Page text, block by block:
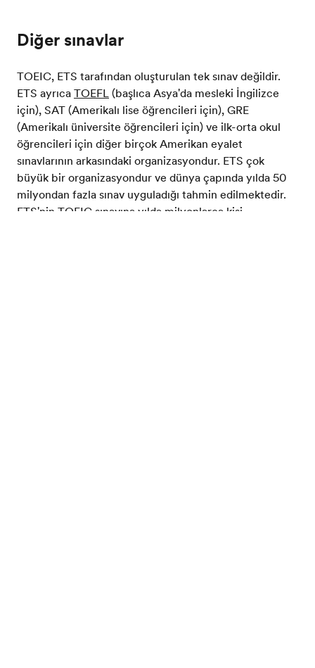
Diğer sınavlar
TOEIC, ETS tarafından oluşturulan tek sınav değildir.
ETS ayrıcaTOEFL(başlıca Asya'da mesleki İngilizce
için), SAT (Amerikalı lise öğrencileri için), GRE
(Amerikalı üniversite öğrencileri için) ve ilk-orta okul
öğrencileri için diğer birçok Amerikan eyalet
sınavlarının arkasındaki organizasyondur. ETS çok
büyük bir organizasyondur ve dünya çapında yılda 50
milyondan fazla sınav uyguladığı tahmin edilmektedir.
ETS'nin TOEIC sınavına yılda milyonlarca kişi